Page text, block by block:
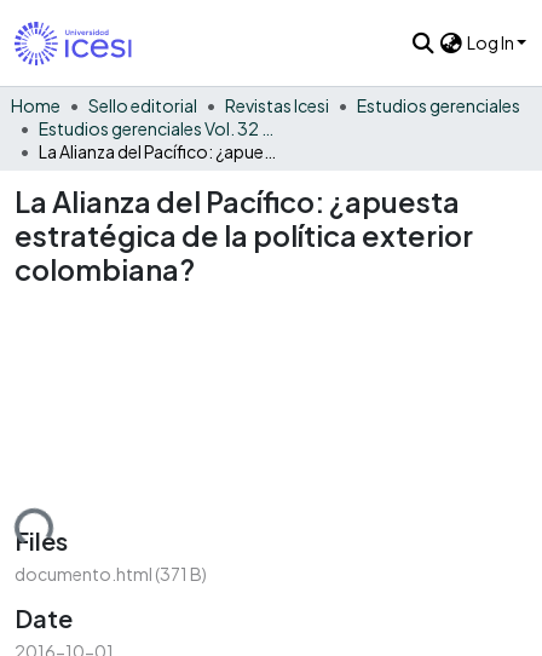
Log In
Home Sello editorial Revistas Icesi
Estudios gerenciales
La Alianza del Pacífico: ¿apuesta
estratégica de la política exterior
colombiana?
Files
documento.html (371 B)
Date
2016-10-01